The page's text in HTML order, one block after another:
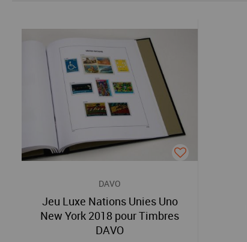
DAVO
Jeu Luxe Nations Unies Uno
New York 2018 pour Timbres
DAVO